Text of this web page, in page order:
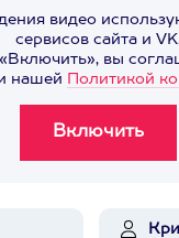
видео
сервисов сайта и
вы
нашей Политикой